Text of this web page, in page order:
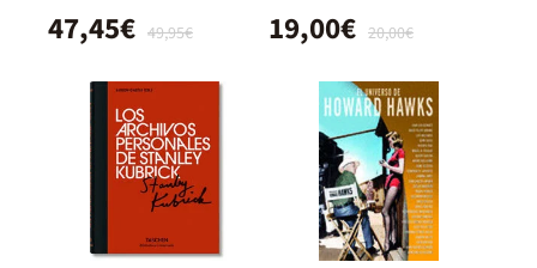
49,95€
47,45€ 20,00€
19,00€